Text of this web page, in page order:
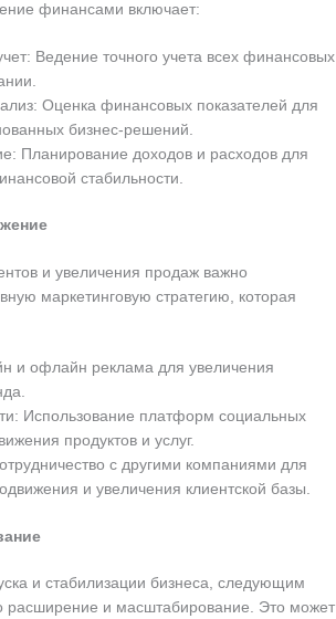
финансами включает:
Ведение точного учета всех финансовых
Оценка финансовых показателей для
бизнес-решений.
Планирование доходов и расходов для
стабильности.
и увеличения продаж важно
маркетинговую стратегию, которая
и офлайн реклама для увеличения
Использование платформ социальных
продуктов и услуг.
с другими компаниями для
и увеличения клиентской базы.
и стабилизации бизнеса, следующим
расширение и масштабирование. Это может